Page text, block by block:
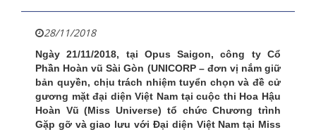
28/11/2018
Ngày 21/11/2018, tại Opus Saigon, công ty Cổ
Phần Hoàn vũ Sài Gòn (UNICORP – đơn vị nắm giữ
bản quyền, chịu trách nhiệm tuyển chọn và đề cử
gương mặt đại diện Việt Nam tại cuộc thi Hoa Hậu
Hoàn Vũ (Miss Universe) tổ chức Chương trình
Gặp gỡ và giao lưu với Đại diện Việt Nam tại Miss